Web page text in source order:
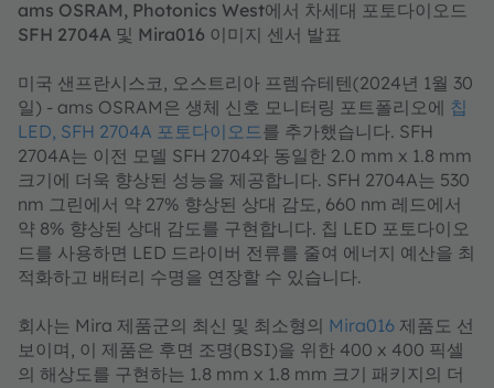
ams OSRAM, Photonics West에서 차세대 포토다이오드
SFH 2704A 및 Mira016 이미지 센서 발표
미국 샌프란시스코, 오스트리아 프렘슈테텐(2024년 1월 30
일) - ams OSRAM은 생체 신호 모니터링 포트폴리오에 칩
LED, SFH 2704A 포토다이오드를 추가했습니다. SFH
2704A는 이전 모델 SFH 2704와 동일한 2.0 mm x 1.8 mm
크기에 더욱 향상된 성능을 제공합니다. SFH 2704A는 530
nm 그린에서 약 27% 향상된 상대 감도, 660 nm 레드에서
약 8% 향상된 상대 감도를 구현합니다. 칩 LED 포토다이오
드를 사용하면 LED 드라이버 전류를 줄여 에너지 예산을 최
적화하고 배터리 수명을 연장할 수 있습니다.
회사는 Mira 제품군의 최신 및 최소형의 Mira016 제품도 선
보이며, 이 제품은 후면 조명(BSI)을 위한 400 x 400 픽셀
의 해상도를 구현하는 1.8 mm x 1.8 mm 크기 패키지의 더